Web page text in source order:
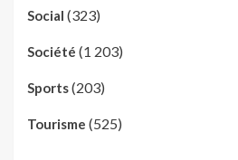
Social (323)
Société (1 203)
Sports(203)
Tourisme (525)